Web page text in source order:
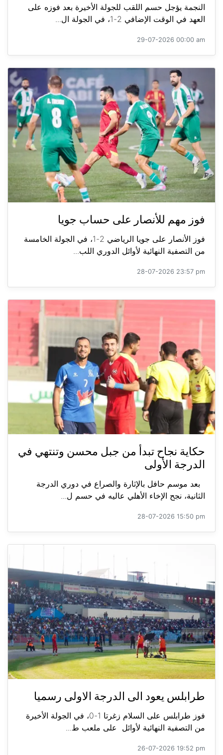
النجمة يؤجل حسم اللقب للجولة الأخيرة بعد فوزه على
العهد في الوقت الإضافي 2-1، في الجولة ال...
29-07-2026 00:00 am
فوز مهم للأنصار على حساب جويا
فوز الأنصار على جويا الرياضي 2-1، في الجولة الخامسة
من التصفية النهائية لأوائل الدوري اللب...
28-07-2026 23:57 pm
حكاية نجاح تبدأ من جبل محسن وتنتهي في
الدرجة الأولى
بعد موسم حافل بالإثارة والصراع في دوري الدرجة
الثانية، نجح الإخاء الأهلي عاليه في حسم ل...
28-07-2026 15:50 pm
طرابلس يعود الى الدرجة الاولى رسميا
فوز طرابلس على السلام زغرتا 1-0، في الجولة الأخيرة
من التصفية النهائية لأوائل على ملعب ط...
26-07-2026 19:52 pm